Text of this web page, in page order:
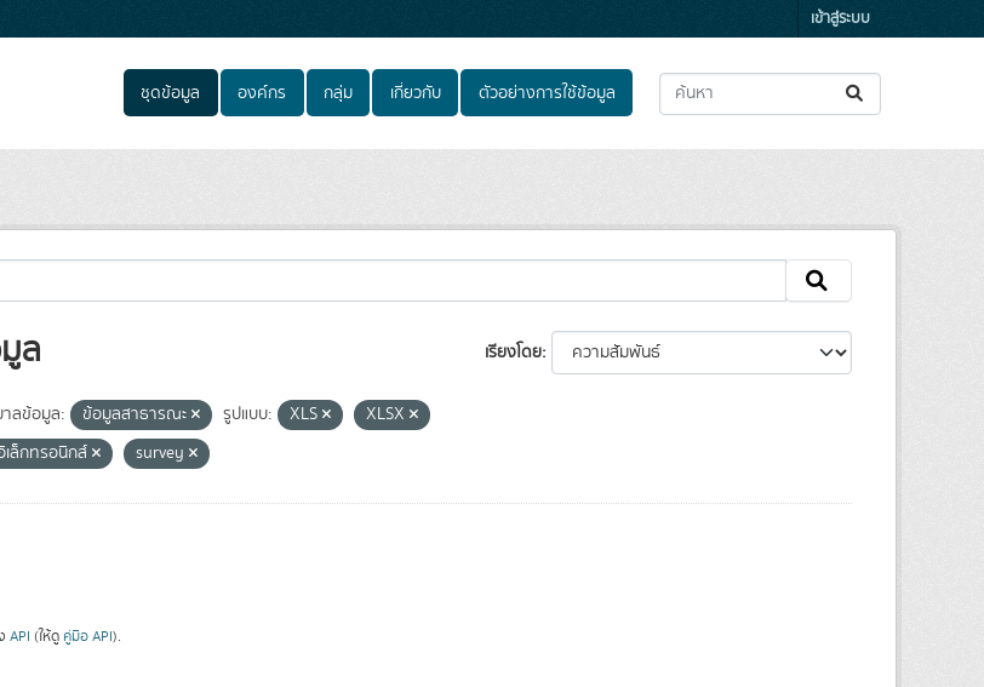
เข้าสู่ระบบ
ชุดข้อมูล องค์กร กลุ่ม เกี่ยวกับ ตัวอย่างการใช้ข้อมูล
เรียงโดย
ล
ลข้อมูล: ข้อมูลสาธารณะ รูปแบบ: XLS
XLSX
ล็กทรอนิกส์ survey
API (ให้ดู คู่มือ API).